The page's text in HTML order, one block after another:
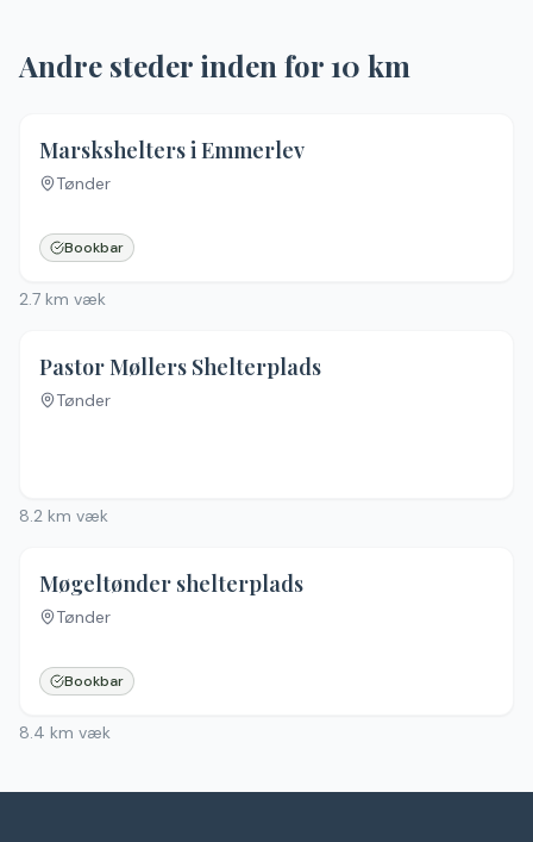
Andre steder inden for10 km
Marskshelters i Emmerlev
Tønder
Bookbar
2.7 km væk
Pastor Møllers Shelterplads
Tønder
8.2 km væk
Møgeltønder shelterplads
Tønder
Bookbar
8.4 km væk